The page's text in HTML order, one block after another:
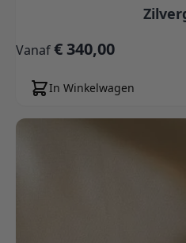
Vanaf€ 340,00
In Winkelwagen